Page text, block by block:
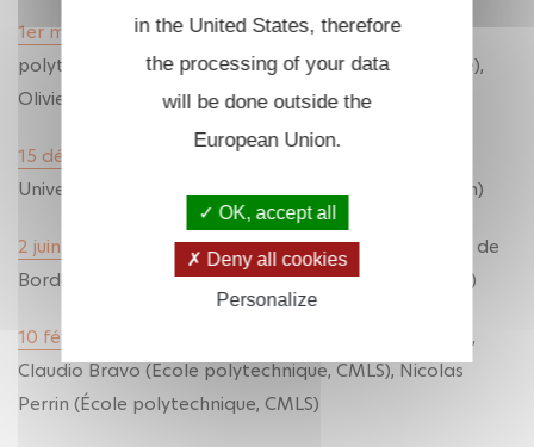
1er mars 2024: Felipe Gambardella (École
polytechnique), Ivan Rosas (Université de Bourgogne),
Olivier Benoist (ENS Ulm)
15 décembre 2023
: Vincent Maillot (Sorbonne
Université), Margherita Pagano (Université de Leiden)
2 juin 2023
: Sara Mehidi (Institut de Mathématiques de
Bordeaux), Séverin Philip (RIMS - Université de Kyoto)
10 février 2023
: Erhard Neher (Université d'Ottawa),
Claudio Bravo (École polytechnique, CMLS), Nicolas
Perrin (École polytechnique, CMLS)
in the United States, therefore
the processing of your data
will be done outside the
European Union.
OK, accept all
Deny all cookies
Personalize